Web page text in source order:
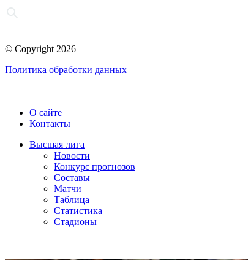
© Copyright 2026
Политика обработки данных
О сайте
Контакты
Высшая лига
Новости
Конкурс прогнозов
Составы
Матчи
Таблица
Статистика
Стадионы